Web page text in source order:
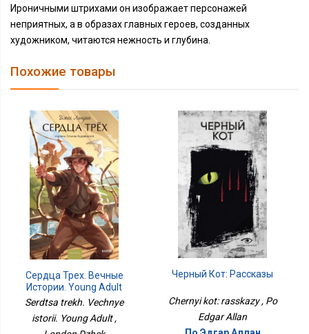
Ироничными штрихами он изображает персонажей
неприятных, а в образах главных героев, созданных
художником, читаются нежность и глубина.
Похожие товары
Сердца Трех. Вечные
Истории. Young Adult
Serdtsa trekh. Vechnye
istorii. Young Adult ,
Черный Кот: Рассказы
Chernyi kot: rasskazy , Po
Edgar Allan